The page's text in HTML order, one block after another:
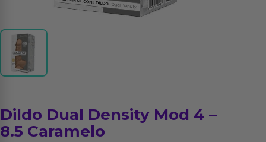
Dildo Dual Density Mod 4 –
8.5 Caramelo